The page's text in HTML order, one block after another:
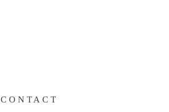
CONTACT